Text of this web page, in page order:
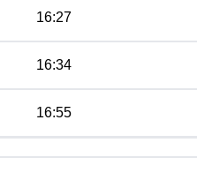
16:27
16:34
16:55